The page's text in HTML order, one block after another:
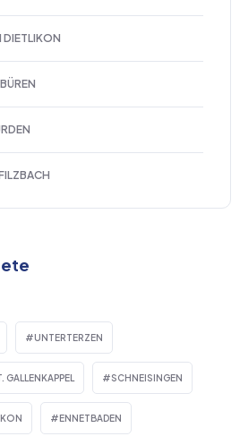
DIETLIKON
UNTERTERZEN
GALLENKAPPEL SCHNEISINGEN
ENNETBADEN